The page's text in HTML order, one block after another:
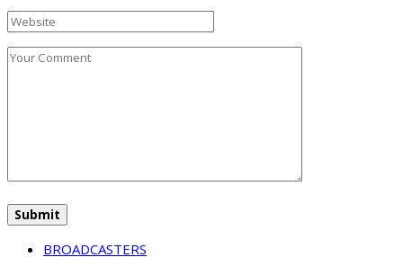
BROADCASTERS